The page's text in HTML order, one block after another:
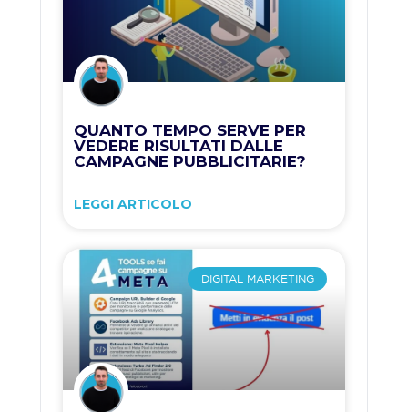
QUANTO TEMPO SERVE PER
VEDERE RISULTATI DALLE
CAMPAGNE PUBBLICITARIE?
LEGGI ARTICOLO
DIGITAL MARKETING